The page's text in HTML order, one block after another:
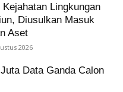
Lingkungan
Diusulkan Masuk
Aset
2026
Data Ganda Calon